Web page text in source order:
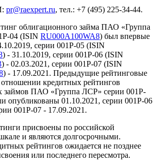
pr@raexpert.ru, тел.: +7 (495) 225-34-44.
облигационного займа ПАО «Группа
04 (ISIN RU000A100WA8) был впервые
серии 001P-05 (ISIN
) - 31.10.2019, серии 001P-06 (ISIN
) - 02.03.2021, серии 001P-07 (ISIN
) - 17.09.2021. Предыдущие рейтинговые
кредитных рейтингов
займов ПАО «Группа ЛСР» серии 001P-
опубликованы 01.10.2021, серии 001P-06
001P-07 - 17.09.2021.
присвоены по российской
и являются долгосрочными.
рейтингов ожидается не позднее
или последнего пересмотра.